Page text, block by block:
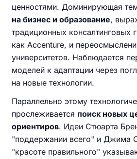
ценностями. Доминирующая
на бизнес и образование,
традиционных консалтинговых
как Accenture, и
университетов. Наблюдается
моделей к адаптации через
на новые технологии.
Параллельно этому
прослеживается поиск новых
ориентиров. Идеи Стюарта
"поддержании всего" и Джима
"красоте правильного"